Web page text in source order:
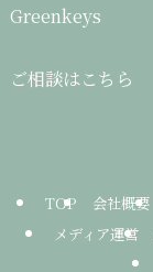
Greenkeys
ご相談はこちら
TOP 会社概要
メディア運営